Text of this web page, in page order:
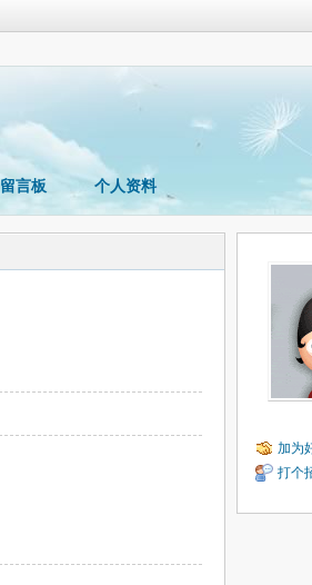
留言板 个人资料
加为
打个